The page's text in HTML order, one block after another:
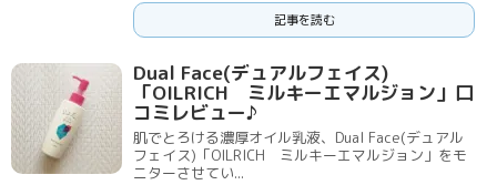
記事を読む
Dual Face(デュアルフェイス)
「OILRICH ミルキーエマルジョン」口
コミレビュー♪
肌でとろける濃厚オイル乳液、Dual Face(デュアル
フェイス)「OILRICH ミルキーエマルジョン」をモ
ニターさせてい...